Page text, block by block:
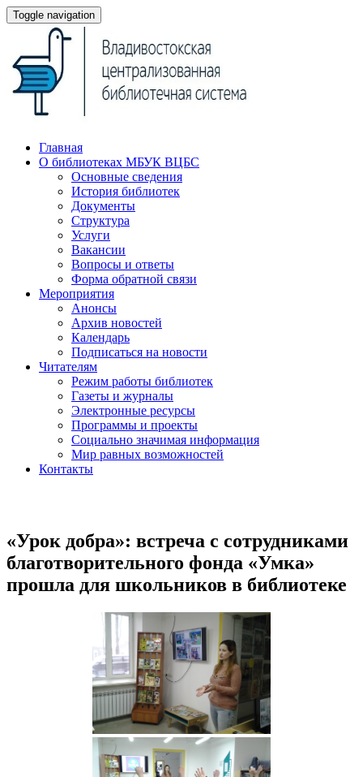
Toggle navigation
Главная
О библиотеках МБУК ВЦБС
Основные сведения
История библиотек
Документы
Структура
Услуги
Вакансии
Вопросы и ответы
Форма обратной связи
Мероприятия
Анонсы
Архив новостей
Календарь
Подписаться на новости
Читателям
Режим работы библиотек
Газеты и журналы
Электронные ресурсы
Программы и проекты
Социально значимая информация
Мир равных возможностей
Контакты
«Урок добра»: встреча с сотрудниками
благотворительного фонда «Умка»
прошла для школьников в библиотеке